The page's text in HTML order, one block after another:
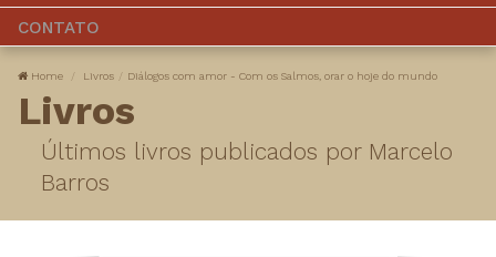
CONTATO
Home Livros Diálogos com amor - Com os Salmos, orar o hoje do mundo
Livros
Últimos livros publicados por Marcelo
Barros